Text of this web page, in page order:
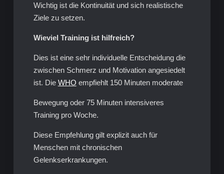
Wichtig ist die Kontinuität und sich realistische
Ziele zu setzen.
Wieviel Training ist hilfreich?
Dies ist eine sehr individuelle Entscheidung die
zwischen Schmerz und Motivation angesiedelt
ist. Die WHO empfiehlt 150 Minuten moderate
Bewegung oder 75 Minuten intensiveres
Training pro Woche.
Diese Empfehlung gilt explizit auch für
Menschen mit chronischen
Gelenkserkrankungen.